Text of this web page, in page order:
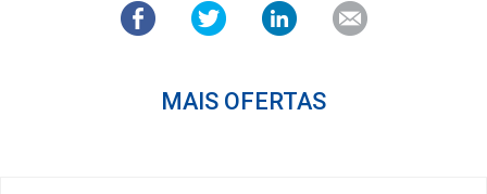
MAIS OFERTAS